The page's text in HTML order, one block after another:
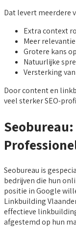
Dat levert meerdere
Extra context
Meer
Grotere kans
Natuurlijke
Versterking
Door content en
veel sterker SEO-
Seobureau is
bedrijven die hun
positie in Google
Linkbuilding
effectieve
afgestemd op hun